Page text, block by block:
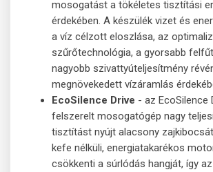
mosogatást a tökéletes tisztítási
érdekében. A készülék vizet és
a víz célzott eloszlása, az
szűrőtechnológia, a gyorsabb
nagyobb szivattyúteljesítmény
megnövekedett vízáramlás
EcoSilence Drive - az EcoSilence
felszerelt mosogatógép nagy
tisztítást nyújt alacsony
kefe nélküli, energiatakarékos
csökkenti a súrlódás hangját, így